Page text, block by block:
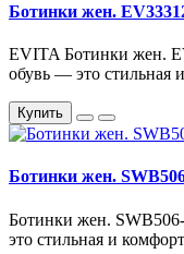
Ботинки жен.
EVITA Ботинки жен.
обувь — это стильная
Купить
Ботинки жен.
Ботинки жен.
это стильная и